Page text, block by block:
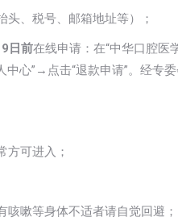
、税号、邮箱地址等）；
9 日前在线申请：在“中华口腔医
心”→点击“退款申请”。经专
方可进入；
嗽等身体不适者请自觉回避；